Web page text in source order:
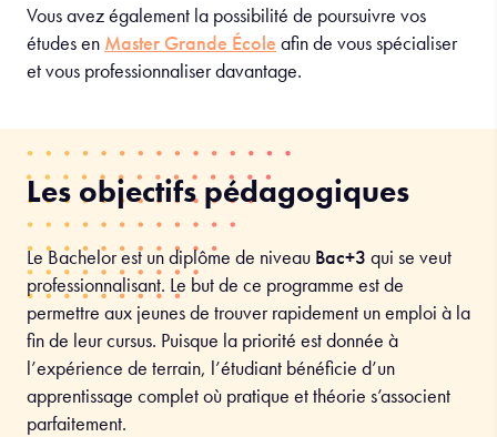
Vous avez également la possibilité de poursuivre vos
études en Master Grande École afin de vous spécialiser
et vous professionnaliser davantage.
Les objectifs pédagogiques
Le Bachelor est un diplôme de niveau Bac+3 qui se veut
professionnalisant. Le but de ce programme est de
permettre aux jeunes de trouver rapidement un emploi à la
fin de leur cursus. Puisque la priorité est donnée à
l’expérience de terrain, l’étudiant bénéficie d’un
apprentissage complet où pratique et théorie s’associent
parfaitement.